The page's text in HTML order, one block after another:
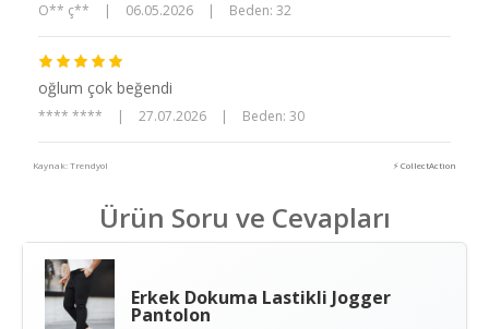
O** ç** | 06.05.2026 | Beden: 32
oğlum çok beğendi
**** **** | 27.07.2026 | Beden: 30
Kaynak: Trendyol ⚡ CollectAction
Ürün Soru ve Cevapları
Erkek Dokuma Lastikli Jogger
Pantolon